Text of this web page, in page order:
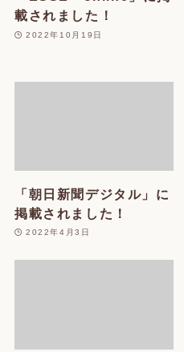
載されました！
2022年10月19日
「朝日新聞デジタル」に
掲載されました！
2022年4月3日